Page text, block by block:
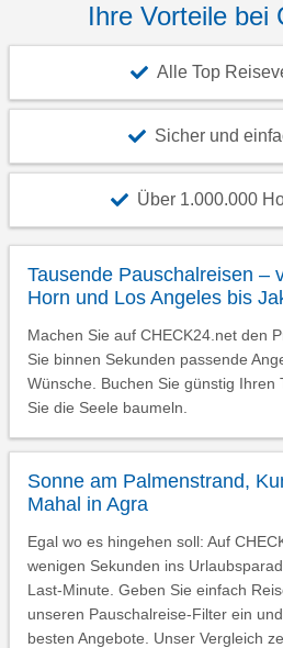
Ihre Vorteile bei
Alle Top
Sicher und
Über 1.000.000
Tausende Pauschalreisen –
Horn und Los Angeles bis
Machen Sie auf CHECK24.net den
Sie binnen Sekunden passende
Wünsche. Buchen Sie günstig Ihren
Sie die Seele baumeln.
Sonne am Palmenstrand,
Mahal in Agra
Egal wo es hingehen soll: Auf
wenigen Sekunden ins
Last-Minute. Geben Sie einfach
unseren Pauschalreise-Filter ein
besten Angebote. Unser Vergleich